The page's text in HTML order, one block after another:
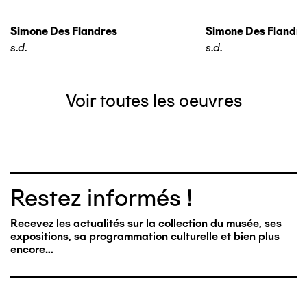
Simone Des Flandres
s.d.
Simone Des
s.d.
Voir toutes les oeuvres
Restez informés !
Recevez les actualités sur la collection du musée, ses
expositions, sa programmation culturelle et bien plus
encore…